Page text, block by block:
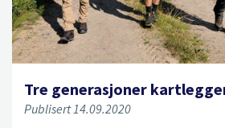
Tre generasjoner
Publisert 14.09.2020